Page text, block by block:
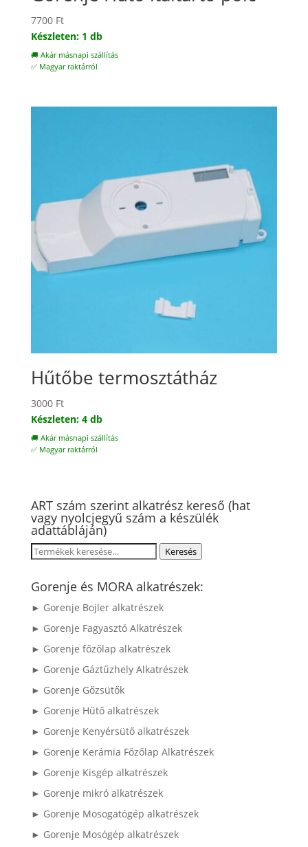
7700 Ft
Készleten: 1 db
🚚 Akár másnapi szállítás
✅ Magyar raktárról
Hűtőbe termosztátház
3000 Ft
Készleten: 4 db
🚚 Akár másnapi szállítás
✅ Magyar raktárról
ART szám szerint alkatrész kereső (hat
vagy nyolcjegyű szám a készülék
adattábláján)
Keresés
következőre:
Keresés
Gorenje és MORA alkatrészek:
► Gorenje Bojler alkatrészek
► Gorenje Fagyasztó Alkatrészek
► Gorenje főzőlap alkatrészek
► Gorenje Gáztűzhely Alkatrészek
► Gorenje Gőzsütők
► Gorenje Hűtő alkatrészek
► Gorenje Kenyérsütő alkatrészek
► Gorenje Kerámia Főzőlap Alkatrészek
► Gorenje Kisgép alkatrészek
► Gorenje mikró alkatrészek
► Gorenje Mosogatógép alkatrészek
► Gorenje Mosógép alkatrészek